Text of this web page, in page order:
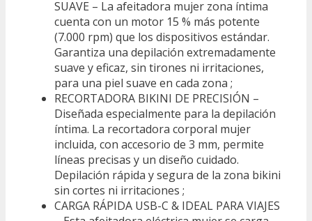
SUAVE – La afeitadora mujer zona íntima
cuenta con un motor 15 % más potente
(7.000 rpm) que los dispositivos estándar.
Garantiza una depilación extremadamente
suave y eficaz, sin tirones ni irritaciones,
para una piel suave en cada zona ;
RECORTADORA BIKINI DE PRECISIÓN –
Diseñada especialmente para la depilación
íntima. La recortadora corporal mujer
incluida, con accesorio de 3 mm, permite
líneas precisas y un diseño cuidado.
Depilación rápida y segura de la zona bikini
sin cortes ni irritaciones ;
CARGA RÁPIDA USB-C & IDEAL PARA VIAJES